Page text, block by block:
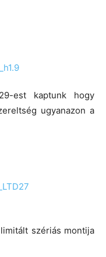
est kaptunk hogy
ugyanazon a
szériás montija